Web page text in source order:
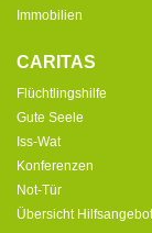
Immobilien
CARITAS
Flüchtlingshilfe
Gute Seele
Iss-Wat
Konferenzen
Not-Tür
Übersicht